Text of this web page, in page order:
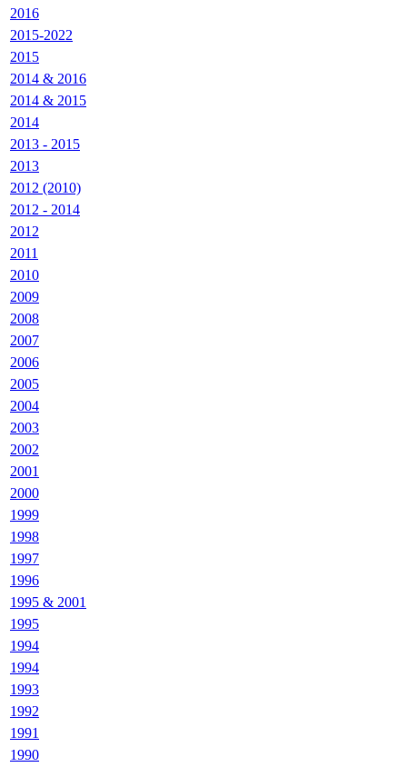
2016
2015-2022
2015
2014 & 2016
2014 & 2015
2014
2013 - 2015
2013
2012 (2010)
2012 - 2014
2012
2011
2010
2009
2008
2007
2006
2005
2004
2003
2002
2001
2000
1999
1998
1997
1996
1995 & 2001
1995
1994
1994
1993
1992
1991
1990